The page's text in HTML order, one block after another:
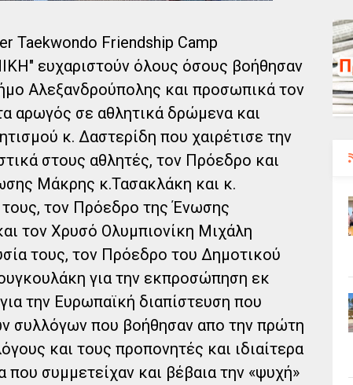
Taekwondo Friendship Camp
ευχαριστούν όλους όσους βοήθησαν
Αλεξανδρούπολης και προσωπικά τον
αρωγός σε αθλητικά δρώμενα και
κ. Δαστερίδη που χαιρέτισε την
στους αθλητές, τον Πρόεδρο και
Μάκρης κ.Τασακλάκη και κ.
τους, τον Πρόεδρο της Ένωσης
τον Χρυσό Ολυμπιονίκη Μιχάλη
τους, τον Πρόεδρο του Δημοτικού
για την εκπροσώπηση εκ
την Ευρωπαϊκή διαπίστευση που
συλλόγων που βοήθησαν απο την πρώτη
και τους προπονητές και ιδιαίτερα
συμμετείχαν και βέβαια την «ψυχή»